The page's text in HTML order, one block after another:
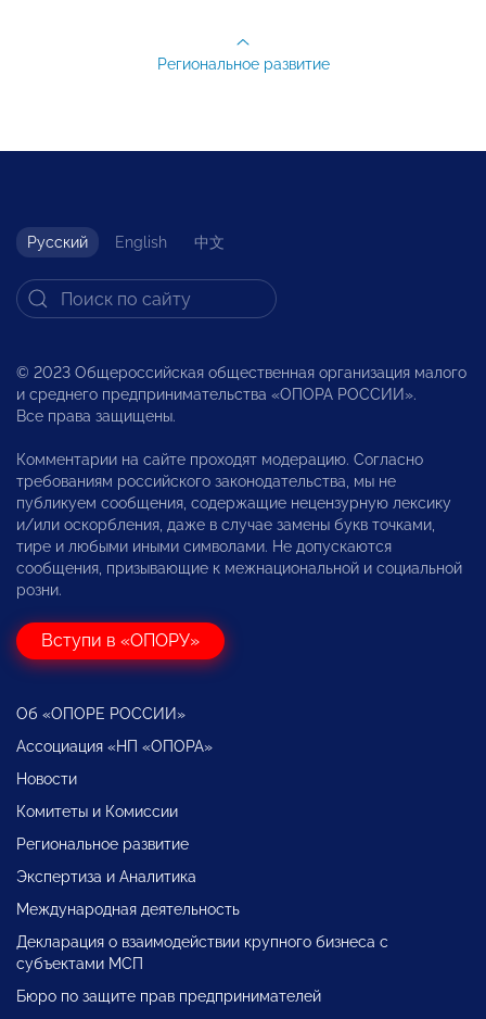
Региональное развитие
Русский English 中文
© 2023 Общероссийская общественная организация малого
и среднего предпринимательства «ОПОРА РОССИИ».
Все права защищены.
Комментарии на сайте проходят модерацию. Согласно
требованиям российского законодательства, мы не
публикуем сообщения, содержащие нецензурную лексику
и/или оскорбления, даже в случае замены букв точками,
тире и любыми иными символами. Не допускаются
сообщения, призывающие к межнациональной и социальной
розни.
Вступи в «ОПОРУ»
Об «ОПОРЕ РОССИИ»
Ассоциация «НП «ОПОРА»
Новости
Комитеты и Комиссии
Региональное развитие
Экспертиза и Аналитика
Международная деятельность
Декларация о взаимодействии крупного бизнеса с
субъектами МСП
Бюро по защите прав предпринимателей